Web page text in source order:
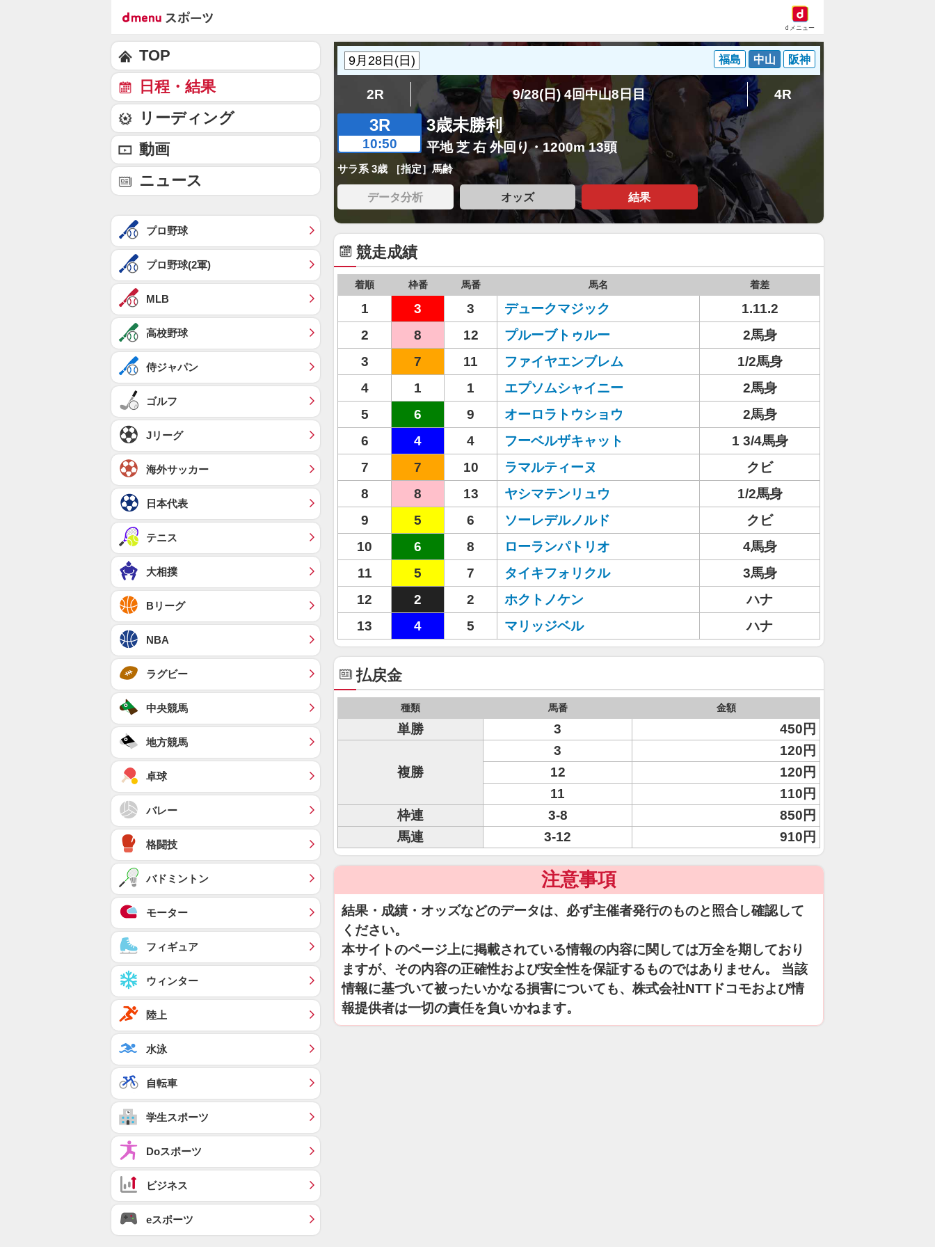
dメニュー
福島 中山 阪神
2R 9/28(日) 4回中山8日目 4R
3R
10:50
3歳未勝利
平地 芝 右 外回り・1200m 13頭
サラ系 3歳 ［指定］馬齢
データ分析 オッズ 結果
競走成績
着順 枠番 馬番 馬名 着差
1 3 3 デュークマジック
1.11.2
2
8 12 プルーブトゥルー
2馬身
3
7 11 ファイヤエンブレム
1/2馬身
4
1 1 エプソムシャイニー
2馬身
5
6 9 オーロラトウショウ
2馬身
6
4 4 フーベルザキャット
1 3/4馬身
7
7 10 ラマルティーヌ
クビ
8
8 13 ヤシマテンリュウ
1/2馬身
9
5 6 ソーレデルノルド
クビ
10
6 8 ローランパトリオ
4馬身
11
5 7 タイキフォリクル
3馬身
12
2 2 ホクトノケン
ハナ
13
4 5 マリッジベル ハナ
払戻金
種類 馬番 金額
単勝 3 450円
複勝
3
120円
12
120円
11
110円
枠連
3-8
850円
馬連
3-12 910円
注意事項
結果・成績・オッズなどのデータは、必ず主催者発行のものと照合し確認して
ください。
本サイトのページ上に掲載されている情報の内容に関しては万全を期しており
ますが、その内容の正確性および安全性を保証するものではありません。 当該
情報に基づいて被ったいかなる損害についても、株式会社NTTドコモおよび情
報提供者は一切の責任を負いかねます。
TOP
日程・結果
リーディング
動画
ニュース
プロ野球
プロ野球(2軍)
MLB
高校野球
侍ジャパン
ゴルフ
Jリーグ
海外サッカー
日本代表
テニス
大相撲
Bリーグ
NBA
ラグビー
中央競馬
地方競馬
卓球
バレー
格闘技
バドミントン
モーター
フィギュア
ウィンター
陸上
水泳
自転車
学生スポーツ
Doスポーツ
ビジネス
eスポーツ